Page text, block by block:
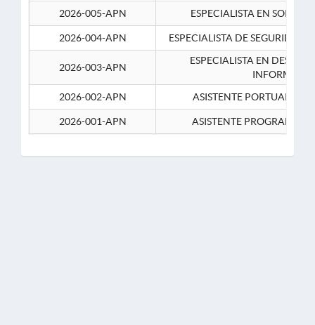
2026-005-APN ESPECIALISTA EN
2026-004-APN ESPECIALISTA DE SEGURIDAD
2026-003-APN
ESPECIALISTA EN
2026-002-APN
ASISTENTE PORTUARIO 2-
2026-001-APN ASISTENTE